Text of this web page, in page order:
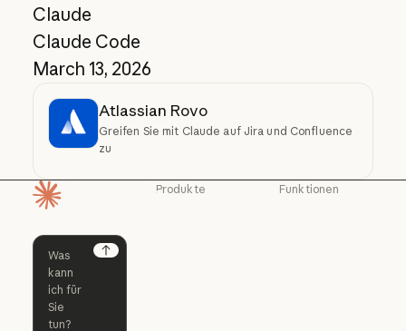
Claude
Claude Code
March 13, 2026
Atlassian Rovo
Greifen Sie mit Claude auf Jira und Confluence
zu
Next
Produkte Funktionen